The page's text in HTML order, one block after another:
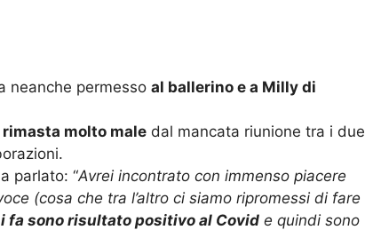
neanche permesso al ballerino e a Milly di
rimasta molto male dal mancata riunione tra i due
parlato: “Avrei incontrato con immenso piacere
(cosa che tra l’altro ci siamo ripromessi di fare
fa sono risultato positivo al Covid e quindi sono